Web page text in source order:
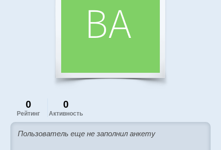
0
Рейтинг
0
Активность
Пользователь еще не заполнил анкету